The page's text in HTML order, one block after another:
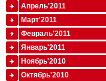
Апрель'2011
Март'2011
Февраль'2011
Январь'2011
Ноябрь'2010
Октябрь'2010